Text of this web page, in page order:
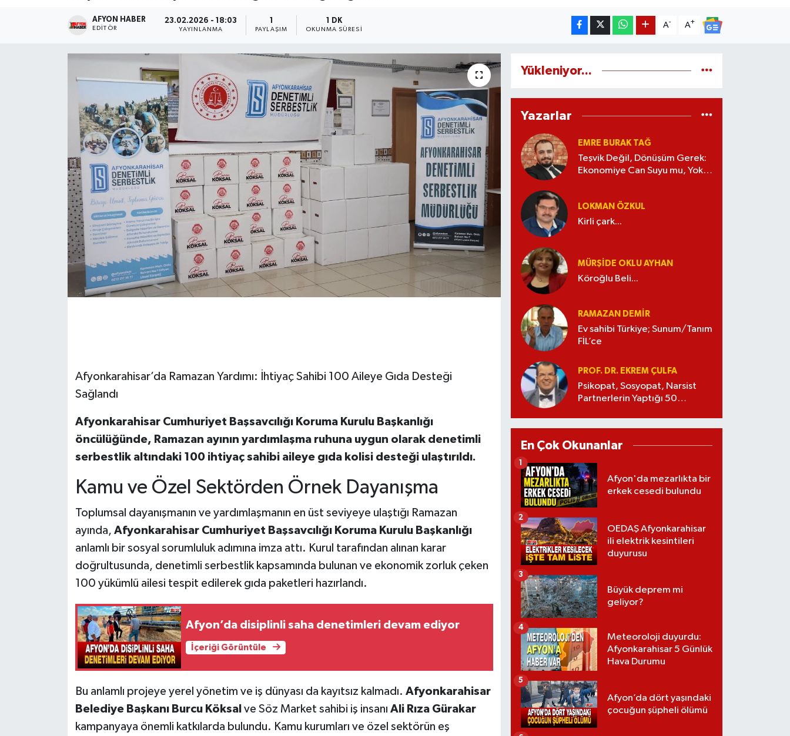
AFYON HABER
EDITÖR
23.02.2026 - 18:03
YAYINLANMA PAYLAŞIM
1 DK
OKUNMA SÜRESI
A- A+
Afyonkarahisar’da Ramazan Yardımı: İhtiyaç Sahibi 100 Aileye Gıda Desteği
Sağlandı
Afyonkarahisar Cumhuriyet Başsavcılığı Koruma Kurulu Başkanlığı
öncülüğünde, Ramazan ayının yardımlaşma ruhuna uygun olarak denetimli
serbestlik altındaki 100 ihtiyaç sahibi aileye gıda kolisi desteği ulaştırıldı.
Kamu ve Özel Sektörden Örnek Dayanışma
Toplumsal dayanışmanın ve yardımlaşmanın en üst seviyeye ulaştığı Ramazan
ayında, Afyonkarahisar Cumhuriyet Başsavcılığı Koruma Kurulu Başkanlığı
anlamlı bir sosyal sorumluluk adımına imza attı. Kurul tarafından alınan karar
doğrultusunda, denetimli serbestlik kapsamında bulunan ve ekonomik zorluk çeken
100 yükümlü ailesi tespit edilerek gıda paketleri hazırlandı.
Afyon’da disiplinli saha denetimleri devam ediyor
İçeriği Görüntüle
Bu anlamlı projeye yerel yönetim ve iş dünyası da kayıtsız kalmadı. Afyonkarahisar
Belediye Başkanı Burcu Köksal ve Söz Market sahibi iş insanı Ali Rıza Gürakar
kampanyaya önemli katkılarda bulundu. Kamu kurumları ve özel sektörün eş
Yükleniyor...
Yazarlar
EMRE BURAK TAĞ
Teşvik Değil, Dönüşüm Gerek:
Ekonomiye Can Suyu mu, Yoksa
LOKMAN ÖZKUL
Kirli çark...
MÜRŞIDE OKLU AYHAN
Köroğlu Beli...
RAMAZAN DEMİR
Ev sahibi Türkiye; Sunum/Tanım
FİL’ce
PROF. DR. EKREM ÇULFA
Psikopat, Sosyopat, Narsist
Partnerlerin Yaptığı 50
En Çok Okunanlar
Afyon'da mezarlıkta bir
erkek cesedi bulundu
1
OEDAŞ Afyonkarahisar
ili elektrik kesintileri
duyurusu
2
Büyük deprem mi
geliyor?
3
Meteoroloji duyurdu:
Afyonkarahisar 5 Günlük
Hava Durumu
4
Afyon’da dört yaşındaki
çocuğun şüpheli ölümü
5
Magazin